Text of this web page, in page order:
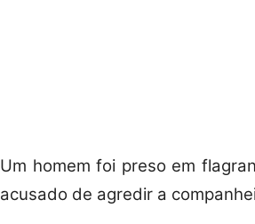
Um homem foi preso em
acusado de agredir a